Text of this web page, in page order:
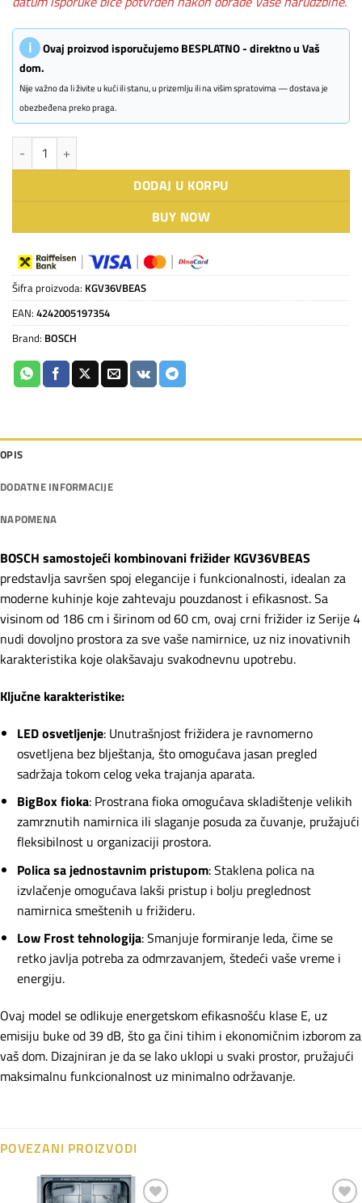
ℹ
Ovaj proizvod isporučujemo BESPLATNO - direktno u Vaš
dom.
Nije važno da li živite u kući ili stanu, u prizemlju ili na višim spratovima — dostava je
obezbeđena preko praga.
BOSCH frižider KGV36VBEAS količina
DODAJ U KORPU
BUY NOW
Šifra proizvoda: KGV36VBEAS
EAN: 4242005197354
Brand: BOSCH
OPIS
DODATNE INFORMACIJE
NAPOMENA
BOSCH samostojeći kombinovani frižider KGV36VBEAS
predstavlja savršen spoj elegancije i funkcionalnosti, idealan za
moderne kuhinje koje zahtevaju pouzdanost i efikasnost. Sa
visinom od 186 cm i širinom od 60 cm, ovaj crni frižider iz Serije 4
nudi dovoljno prostora za sve vaše namirnice, uz niz inovativnih
karakteristika koje olakšavaju svakodnevnu upotrebu.
Ključne karakteristike:
LED osvetljenje: Unutrašnjost frižidera je ravnomerno
osvetljena bez blještanja, što omogućava jasan pregled
sadržaja tokom celog veka trajanja aparata.
BigBox fioka: Prostrana fioka omogućava skladištenje velikih
zamrznutih namirnica ili slaganje posuda za čuvanje, pružajući
fleksibilnost u organizaciji prostora.
Polica sa jednostavnim pristupom: Staklena polica na
izvlačenje omogućava lakši pristup i bolju preglednost
namirnica smeštenih u frižideru.
Low Frost tehnologija: Smanjuje formiranje leda, čime se
retko javlja potreba za odmrzavanjem, štedeći vaše vreme i
energiju.
Ovaj model se odlikuje energetskom efikasnošću klase E, uz
emisiju buke od 39 dB, što ga čini tihim i ekonomičnim izborom za
vaš dom. Dizajniran je da se lako uklopi u svaki prostor, pružajući
maksimalnu funkcionalnost uz minimalno održavanje.
POVEZANI PROIZVODI